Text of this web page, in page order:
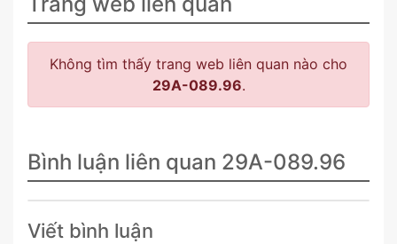
Không tìm thấy trang web liên quan nào cho
29A-089.96.
Bình luận liên quan 29A-089.96
Viết bình luận